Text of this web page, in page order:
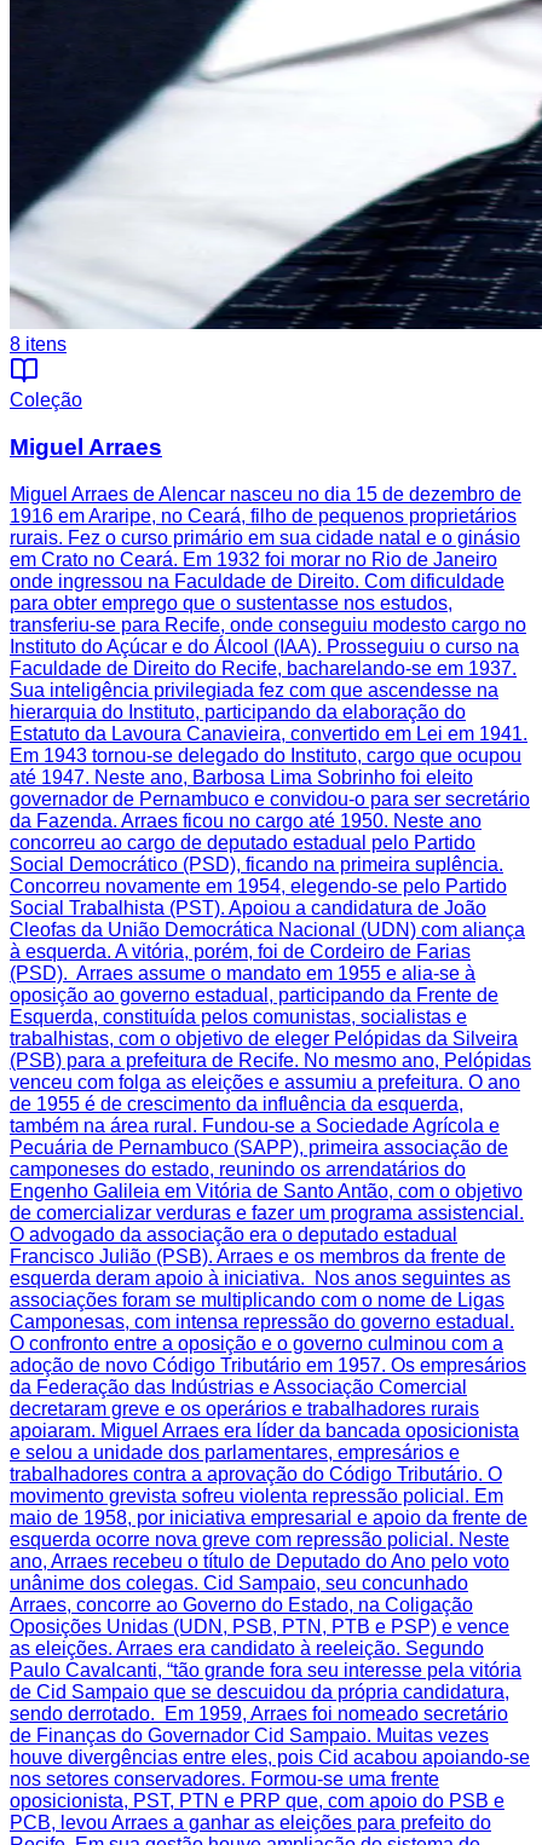
8 itens
Coleção
Miguel Arraes
Miguel Arraes de Alencar nasceu no dia 15 de dezembro de 1916 em Araripe, no Ceará, filho de pequenos proprietários rurais. Fez o curso primário em sua cidade natal e o ginásio em Crato no Ceará. Em 1932 foi morar no Rio de Janeiro onde ingressou na Faculdade de Direito. Com dificuldade para obter emprego que o sustentasse nos estudos, transferiu-se para Recife, onde conseguiu modesto cargo no Instituto do Açúcar e do Álcool (IAA). Prosseguiu o curso na Faculdade de Direito do Recife, bacharelando-se em 1937. Sua inteligência privilegiada fez com que ascendesse na hierarquia do Instituto, participando da elaboração do Estatuto da Lavoura Canavieira, convertido em Lei em 1941. Em 1943 tornou-se delegado do Instituto, cargo que ocupou até 1947. Neste ano, Barbosa Lima Sobrinho foi eleito governador de Pernambuco e convidou-o para ser secretário da Fazenda. Arraes ficou no cargo até 1950. Neste ano concorreu ao cargo de deputado estadual pelo Partido Social Democrático (PSD), ficando na primeira suplência. Concorreu novamente em 1954, elegendo-se pelo Partido Social Trabalhista (PST). Apoiou a candidatura de João Cleofas da União Democrática Nacional (UDN) com aliança à esquerda. A vitória, porém, foi de Cordeiro de Farias (PSD). Arraes assume o mandato em 1955 e alia-se à oposição ao governo estadual, participando da Frente de Esquerda, constituída pelos comunistas, socialistas e trabalhistas, com o objetivo de eleger Pelópidas da Silveira (PSB) para a prefeitura de Recife. No mesmo ano, Pelópidas venceu com folga as eleições e assumiu a prefeitura. O ano de 1955 é de crescimento da influência da esquerda, também na área rural. Fundou-se a Sociedade Agrícola e Pecuária de Pernambuco (SAPP), primeira associação de camponeses do estado, reunindo os arrendatários do Engenho Galileia em Vitória de Santo Antão, com o objetivo de comercializar verduras e fazer um programa assistencial. O advogado da associação era o deputado estadual Francisco Julião (PSB). Arraes e os membros da frente de esquerda deram apoio à iniciativa. Nos anos seguintes as associações foram se multiplicando com o nome de Ligas Camponesas, com intensa repressão do governo estadual. O confronto entre a oposição e o governo culminou com a adoção de novo Código Tributário em 1957. Os empresários da Federação das Indústrias e Associação Comercial decretaram greve e os operários e trabalhadores rurais apoiaram. Miguel Arraes era líder da bancada oposicionista e selou a unidade dos parlamentares, empresários e trabalhadores contra a aprovação do Código Tributário. O movimento grevista sofreu violenta repressão policial. Em maio de 1958, por iniciativa empresarial e apoio da frente de esquerda ocorre nova greve com repressão policial. Neste ano, Arraes recebeu o título de Deputado do Ano pelo voto unânime dos colegas. Cid Sampaio, seu concunhado Arraes, concorre ao Governo do Estado, na Coligação Oposições Unidas (UDN, PSB, PTN, PTB e PSP) e vence as eleições. Arraes era candidato à reeleição. Segundo Paulo Cavalcanti, “tão grande fora seu interesse pela vitória de Cid Sampaio que se descuidou da própria candidatura, sendo derrotado. Em 1959, Arraes foi nomeado secretário de Finanças do Governador Cid Sampaio. Muitas vezes houve divergências entre eles, pois Cid acabou apoiando-se nos setores conservadores. Formou-se uma frente oposicionista, PST, PTN e PRP que, com apoio do PSB e PCB, levou Arraes a ganhar as eleições para prefeito do Recife. Em sua gestão houve ampliação do sistema de águas e esgotos e energia elétrica principalmente para os pobres dos mocambos. Urbanizou bairros pobres e o bairro litorâneo de Boa Viagem, pavimentou e iluminou muitas ruas e inaugurou a rede de ônibus elétricos. A realização mais importante foi o Movimento de Cultura Popular (MCP) instituído com a colaboração de estudantes, artistas e intelectuais. Iniciou-se com a alfabetização de adolescentes e adultos em salas cedidas por associações de bairros, entidades esportivas e templos. Logo passou para a conscientização política e elevação cultural das camadas populares, com galerias de arte, cinemas, teatros, parques de recreação, oficinas de artes plásticas. Havia mesas-redondas sobre cultura popular e valorização do artesanato e das festas tradicionais. A direita acusava Arraes de ser comunista. Mas entre os criadores do MCP estava Paulo Freire, que com apoio da CNBB elaborou métodos de alfabetização que libertavam os trabalhadores através da consciência política. A CNBB vai criar em 1961 o Movimento de Educação de Base (MEB), valorizando a cultura popular. O quadro político se radicalizava entre esquerda e direita em todo o país. Novamente uma frente de esquerda apoia Arraes e ele é eleito governador de Pernambuco em 1962. O Instituto Brasileiro de Ação Democrática (IBAD) canalizou dinheiro norte-americano para a candidatura do adversário João Cleofas, mas Arraes foi eleito pelo voto popular. Logo que assume o governo Arraes celebra um acordo entre os trabalhadores e plantadores com um código de tarefas no campo, impedindo assim que, ao ser decretado um reajuste do salário-mínimo por parte do governo federal, os empresários aumentassem as tarefas anulando na prática o reajuste. Paralelamente houve a ampliação do crédito agrícola para os pequenos proprietários. Com a colaboração da Igreja Católica e dos comunistas, deu início à sindicalização rural que evitava o radicalismo exacerbado das Ligas Camponesas dirigidas por Julião. Para evitar litígios foram enviados ao campo delegados de polícia para desarmar usineiros e proprietários de terra. Foram criados Armazéns de Abastecimento que vendiam alimentos de primeira necessidade com preços abaixo do comércio local. Foi criado o Serviço de Assistência Itinerante (SAI) para soluções emergenciais aos problemas sanitários do interior. O Laboratório do Estado foi criado, produzindo os remédios de maior consumo popular a preços módicos. A ligação com os trabalhadores era uma das características básicas de seu governo. Já em março de 1964, quando o clima político no país se radicalizava, realiza se o Encontro de Palmares, na sede do maior sindicato de trabalhadores rurais do país. Durante uma semana são discutidas com os camponeses as políticas do governo. No dia 31 de março de 1964 eclode o golpe militar. No dia 1º, estudantes realizam manifestação no Recife gritando “Abaixo o golpe” e “Viva Miguel Arraes”. As tropas do exército abrem fogo e matam dois estudantes secundaristas. O comandante do 3º Distrito Naval tenta inutilmente convencer Arraes a renunciar. Ante a negativa, o governador é preso e levado para a ilha de Fernando Noronha. No dia 9 de abril o nome de Arraes está na primeira lista de cassação dos direitos políticos. Arraes será transferido de prisões indo para o Recife e depois para o Rio de Janeiro. No dia 21 de abril de 1965 consegue habeas-corpus do STF. Quatro dias depois se asila na embaixada da Argélia e pouco depois vai para o exílio em Argel. Em entrevista concedida ao jornal Le Monde, no dia 30 de julho, afirma que a situação do Brasil é semelhante à de Cuba durante a ditadura de Fulgêncio Batista. No exílio entra em contato com os líderes dos movimentos de libertação africanos, encontra-se com oposicionistas brasileiros, dá entrevistas e escreve. Seu livro, O Brasil, o povo e o poder foi editado em Paris e, posteriormente, a Fundação João Mangabeira editou-o no Brasil. Faz uma análise da História do Brasil em que a questão central é a dominação estrangeira e o caminho da libertação está na organização popular. Em setembro de 1979, depois da anistia, retorna ao Brasil, defendendo as mesmas ideias que o tornaram grande liderança popular. Uma multidão o recebe. Filia-se ao MDB e participa de entrevistas e debates. É eleito em 1982 pelo PMDB como deputado federal por Pernambuco com a maior votação já vista no estado. Na Câmara, foi líder da “esquerda independente” no PMDB. Em 1986 é eleito governador de Pernambuco apoiado por uma frente partidária que reúne o PMDB, PCB, PCdoB e PSB. Dirigiu para os setores populares suas principais ações de governo, como a expansão do sistema hídrico, o crédito rural no sertão, a distribuição de sementes no agreste, a desapropriação de terras e a preservação do emprego na entressafra da cana-de-açúcar na Zona da Mata, programas alternativos de habitação e expansão dos serviços de saúde, educação, documentação e transporte. Estimulou a interiorização da indústria. Implantou projetos como “Vaca na corda” que financiava a compra de uma vaca, “Chapéu de Palha” que contratava canavieiros na entressafra para trabalhar em pequenas obras públicas e o “Água na roça” que financiava a compra de moto bomba para a irrigação. No segundo turno das eleições presidenciais de 1989 engaja-se ativamente na campanha de Lula. Entre o eleitorado pernambucano Lula venceu Collor. Em fevereiro de 1990 desligou-se do PMDB e filiou-se ao PSB. Em julho tornou-se vice-presidente do PSB e em novembro foi eleito o deputado federal proporcionalmente mais votado do país. Já em seu primeiro pronunciamento na Câmara anunciou que sua atuação teria como prioridade “lutar contra a política econômica recessiva”. Presidiu de 1991 a 1995 a Frente Parlamentar Nacionalista. Apoiou a abertura da CPI para investigar as denúncias contra Collor e o impeachment. Quando Itamar Franco assumiu, apoiou a participação do PSB no governo com os ministros Jamil Haddad, na Saúde, e Antônio Houaiss, na Cultura. Para Arraes, apesar do PSB ter bancada reduzida, daria um perfil progressista ao governo, do qual só se distanciava na questão da regulamentação das patentes e em alguns pontos do programa de privatização. Assumiu a presidência do PSB, pois Jamil Haddad tornou-se ministro da Saúde e foi reeleito no Congresso Nacional de 1993. Em 1994, foi eleito pela terceira vez governador de Pernambuco. Participou do bloco de governadores contrários ao programa econômico do governo de Fernando Henrique Cardoso